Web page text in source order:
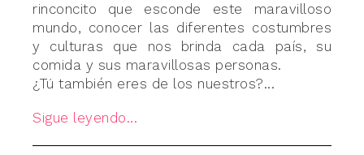
rinconcito que esconde este maravilloso
mundo, conocer las diferentes costumbres
y culturas que nos brinda cada país, su
comida y sus maravillosas personas.
¿Tú también eres de los nuestros?...
Sigue leyendo...